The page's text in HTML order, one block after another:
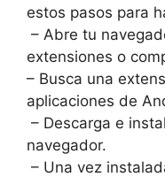
estos⁤ pasos para⁢
– Abre tu
extensiones o
– Busca​ una
aplicaciones de
– Descarga e
navegador.
– ‌Una vez‌